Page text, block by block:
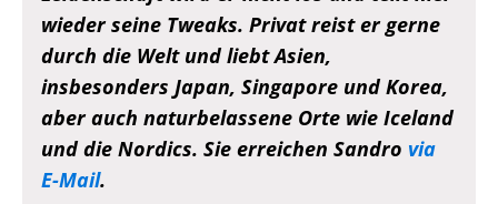
wieder seine Tweaks. Privat reist er gerne
durch die Welt und liebt Asien,
insbesonders Japan, Singapore und Korea,
aber auch naturbelassene Orte wie Iceland
und die Nordics. Sie erreichen Sandro via
E-Mail.